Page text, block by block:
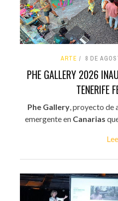
ARTE 8 DE
PHE GALLERY 2026
TENERIFE
Phe Gallery, proyecto de
emergente en Canarias